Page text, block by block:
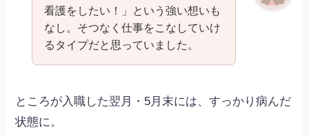
看護をしたい！」という強い想いも
なし。そつなく仕事をこなしていけ
るタイプだと思っていました。
ところが入職した翌月・5月末には、すっかり病んだ
状態に。